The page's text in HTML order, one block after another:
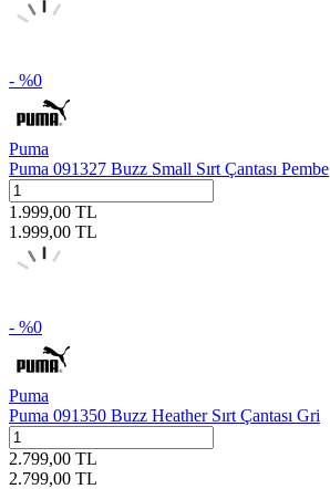
- %0
Puma
Puma 091327 Buzz Small Sırt Çantası Pembe
1.999,00 TL
1.999,00 TL
- %0
Puma
Puma 091350 Buzz Heather Sırt Çantası Gri
2.799,00 TL
2.799,00 TL